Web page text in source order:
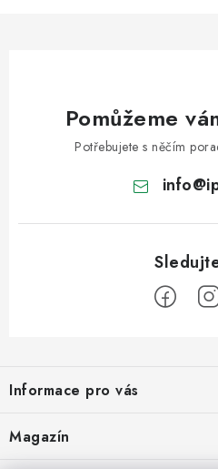
Pomůžeme
Potřebujete s něčím
info@
p
a
t
Informace pro vás
Doprava a platba
Velkoobchod
Magazín